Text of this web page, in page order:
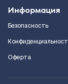
Информация
Безопасность
Оферта